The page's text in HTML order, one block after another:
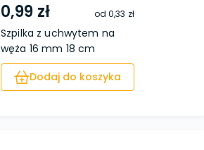
0,99 zł od0,33 zł
Szpilka z uchwytem na
węża 16 mm 18 cm
Dodaj do koszyka